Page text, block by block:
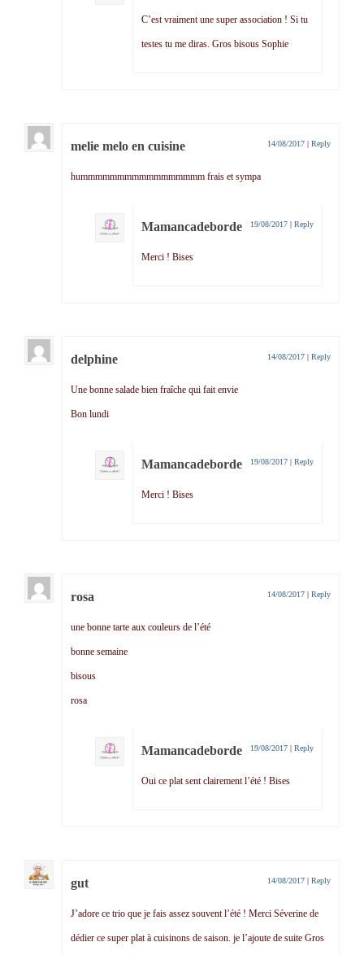
C’est vraiment une super association ! Si tu
testes tu me diras. Gros bisous Sophie
melie melo en cuisine 14/08/2017 | Reply
hummmmmmmmmmmmmmmmm frais et sympa
Mamancadeborde 19/08/2017 | Reply
Merci ! Bises
delphine 14/08/2017 | Reply
Une bonne salade bien fraîche qui fait envie
Bon lundi
Mamancadeborde 19/08/2017 | Reply
Merci ! Bises
rosa 14/08/2017 | Reply
une bonne tarte aux couleurs de l’été
bonne semaine
bisous
rosa
Mamancadeborde 19/08/2017 | Reply
Oui ce plat sent clairement l’été ! Bises
gut 14/08/2017 | Reply
J’adore ce trio que je fais assez souvent l’été ! Merci Séverine de
dédier ce super plat à cuisinons de saison. je l’ajoute de suite Gros